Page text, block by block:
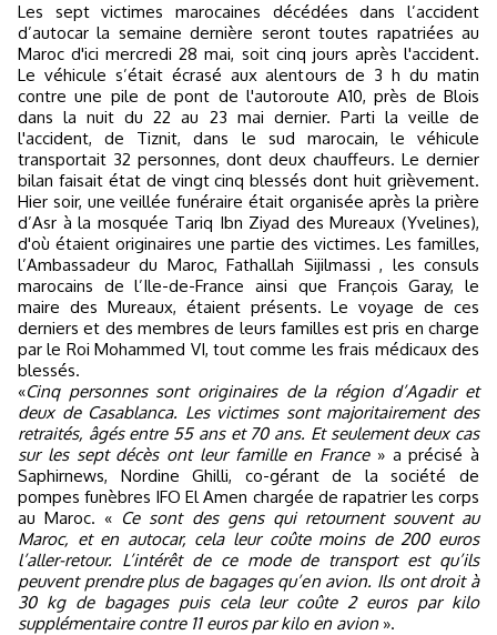
Les sept victimes marocaines décédées dans l’accident
d’autocar la semaine dernière seront toutes rapatriées au
Maroc d'ici mercredi 28 mai, soit cinq jours après l'accident.
Le véhicule s’était écrasé aux alentours de 3 h du matin
contre une pile de pont de l'autoroute A10, près de Blois
dans la nuit du 22 au 23 mai dernier. Parti la veille de
l'accident, de Tiznit, dans le sud marocain, le véhicule
transportait 32 personnes, dont deux chauffeurs. Le dernier
bilan faisait état de vingt cinq blessés dont huit grièvement.
Hier soir, une veillée funéraire était organisée après la prière
d’Asr à la mosquée Tariq Ibn Ziyad des Mureaux (Yvelines),
d'où étaient originaires une partie des victimes. Les familles,
l’Ambassadeur du Maroc, Fathallah Sijilmassi , les consuls
marocains de l’Ile-de-France ainsi que François Garay, le
maire des Mureaux, étaient présents. Le voyage de ces
derniers et des membres de leurs familles est pris en charge
par le Roi Mohammed VI, tout comme les frais médicaux des
blessés.
«Cinq personnes sont originaires de la région d’Agadir et
deux de Casablanca. Les victimes sont majoritairement des
retraités, âgés entre 55 ans et 70 ans. Et seulement deux cas
sur les sept décès ont leur famille en France » a précisé à
Saphirnews, Nordine Ghilli, co-gérant de la société de
pompes funèbres IFO El Amen chargée de rapatrier les corps
au Maroc. « Ce sont des gens qui retournent souvent au
Maroc, et en autocar, cela leur coûte moins de 200 euros
l’aller-retour. L’intérêt de ce mode de transport est qu’ils
peuvent prendre plus de bagages qu’en avion. Ils ont droit à
30 kg de bagages puis cela leur coûte 2 euros par kilo
supplémentaire contre 11 euros par kilo en avion ».